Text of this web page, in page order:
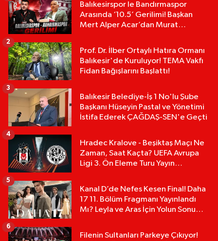
Balıkesirspor le Bandırmaspor
Arasında ‘10.5’ Gerilimi! Başkan
Mert Alper Acar’dan Murat
Prof. Dr. İlber Ortaylı Hatıra Ormanı
Balıkesir'de Kuruluyor! TEMA Vakfı
Fidan Bağışlarını Başlattı!
2
Balıkesir Belediye-İş 1 No'lu Şube
Başkanı Hüseyin Pastal ve Yönetimi
İstifa Ederek ÇAĞDAŞ-SEN'e Geçti
3
Hradec Kralove - Beşiktaş Maçı Ne
Zaman, Saat Kaçta? UEFA Avrupa
Ligi 3. Ön Eleme Turu Yayın
4
Kanal D’de Nefes Kesen Final! Daha
17 11. Bölüm Fragmanı Yayınlandı
Mı? Leyla ve Aras İçin Yolun Sonu
5
Filenin Sultanları Parkeye Çıkıyor!
6